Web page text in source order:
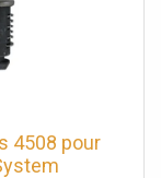
4508 pour